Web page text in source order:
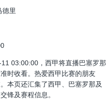
德里
03:00:00，西甲将直播巴塞罗那
时收看。热爱西甲比赛的朋友
本页还汇集了西甲、巴塞罗那及
锋及赛程信息。